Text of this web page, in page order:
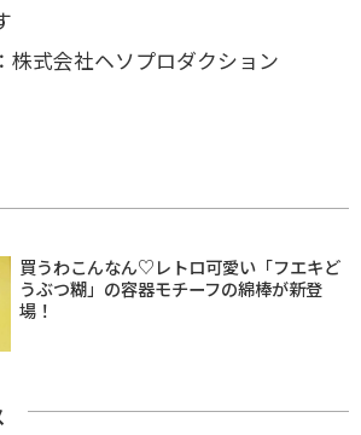
株式会社ヘソプロダクション
買うわこんなん♡レトロ可愛い「フエキど
うぶつ糊」の容器モチーフの綿棒が新登
場！